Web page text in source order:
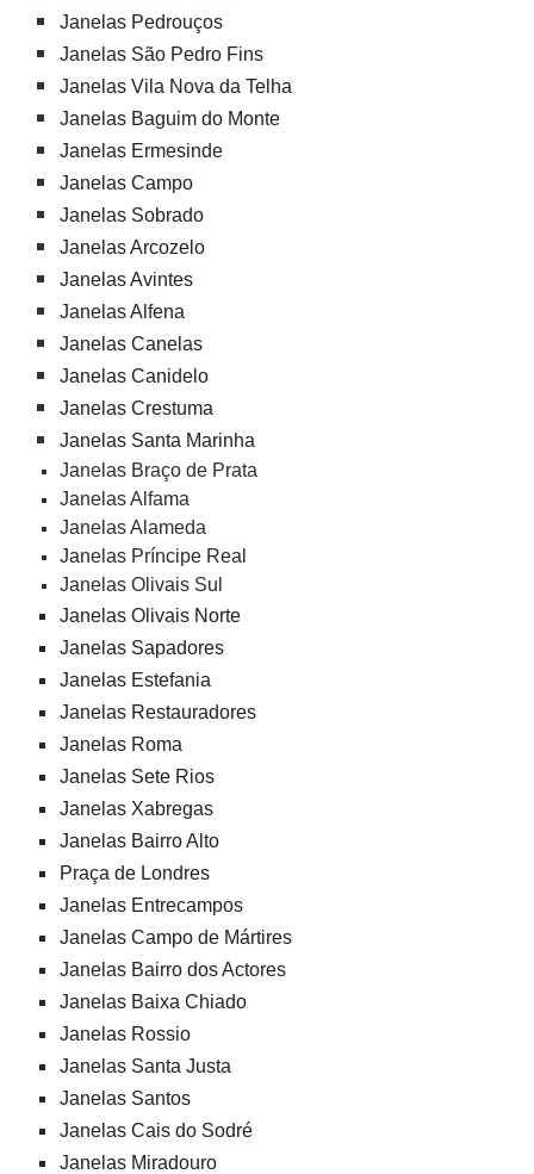
Janelas Pedrouços
Janelas São Pedro Fins
Janelas Vila Nova da Telha
Janelas Baguim do Monte
Janelas Ermesinde
Janelas Campo
Janelas Sobrado
Janelas Arcozelo
Janelas Avintes
Janelas Alfena
Janelas Canelas
Janelas Canidelo
Janelas Crestuma
Janelas Santa Marinha
Janelas Braço de Prata
Janelas Alfama
Janelas Alameda
Janelas Príncipe Real
Janelas Olivais Sul
Janelas Olivais Norte
Janelas Sapadores
Janelas Estefania
Janelas Restauradores
Janelas Roma
Janelas Sete Rios
Janelas Xabregas
Janelas Bairro Alto
Praça de Londres
Janelas Entrecampos
Janelas Campo de Mártires
Janelas Bairro dos Actores
Janelas Baixa Chiado
Janelas Rossio
Janelas Santa Justa
Janelas Santos
Janelas Cais do Sodré
Janelas Miradouro